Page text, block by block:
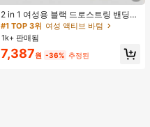
2 in 1 여성용 블랙 드로스트링 밴딩
허리 곡선 밑단 캐주얼 러닝 트레이닝
운동 반바지
높은 재방문 고객
#1 TOP 3위 여성 액티브 바텀
높은 재방문 고객
#1 TOP 3위 여성 액티브 바텀
높은 재방문 고객
#1 TOP 3위
여성 액티브 바텀
1k+ 판매됨
7,387원 -36% 추정된